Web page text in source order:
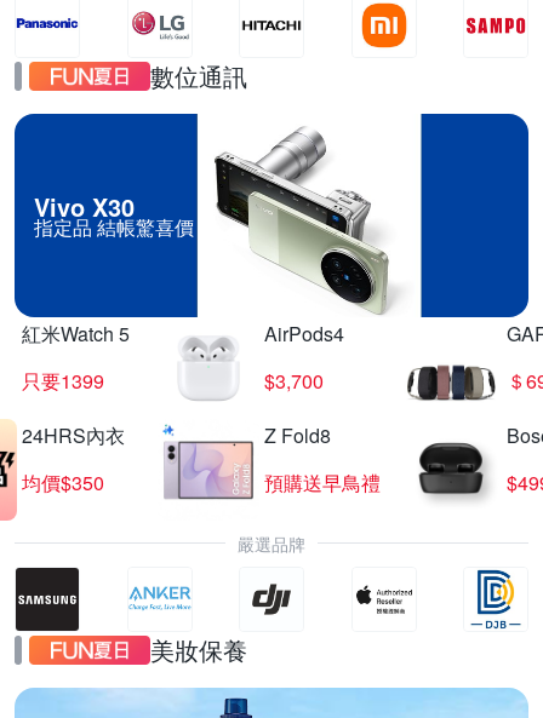
數位通訊
Vivo X30
指定品 結帳驚喜價
紅米Watch 5
只要1399
AirPods4
$3,700
＄
24HRS內衣
均價$350
Z Fold8
預購送早鳥禮
嚴選品牌
美妝保養